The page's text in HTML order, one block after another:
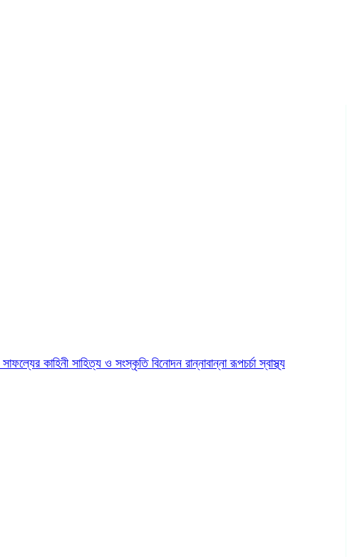
সাফল্যের কাহিনী সাহিত্য ও সংস্কৃতি বিনোদন রান্নাবান্নারূপচর্চাস্বাস্থ্য